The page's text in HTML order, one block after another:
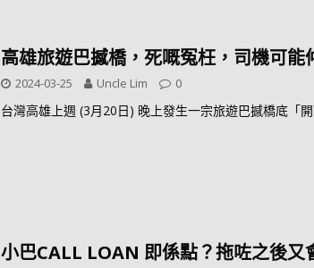
高雄旅遊巴撼橋，死嘅冤枉，司機可能
2024-03-25 Uncle Lim 0
台灣高雄上週 (3月20日) 晚上發生一宗旅遊巴撼橋底「
小巴CALL LOAN 即係點？拖咗之後又